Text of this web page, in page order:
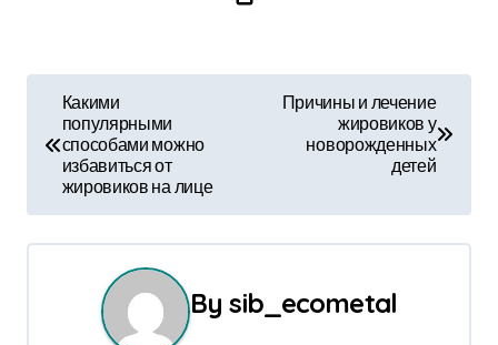
и
Какими
популярными
способами можно
избавиться от
жировиков на лице
Причины и лечение
жировиков у
новорожденных
детей
Bysib_ecometal